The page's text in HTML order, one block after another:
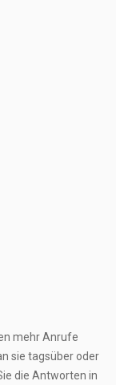
mehr Anrufe
sie tagsüber oder
die Antworten in